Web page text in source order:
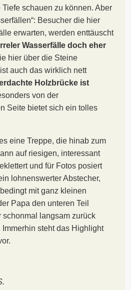
schauen zu können. Aber
Besucher die hier
erwarten, werden enttäuscht
Wasserfälle doch eher
hier über die Steine
auch das wirklich nett
Holzbrücke ist
von der
Seite bietet sich ein tolles
eine Treppe, die hinab zum
auf riesigen, interessant
und für Fotos posiert
lohnenswerter Abstecher,
mit ganz kleinen
Papa den unteren Teil
schonmal langsam zurück
Immerhin steht das Highlight